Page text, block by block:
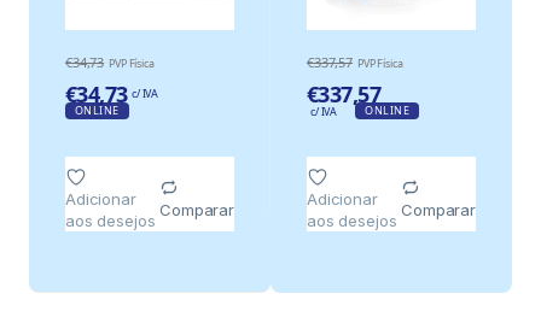
€34,73 PVP Física
€34,73 c/ IVA
ONLINE
Adicionar
aos desejos
Comparar
€337,57 PVP Física
€337,57
c/ IVA ONLINE
Adicionar
aos desejos
Comparar